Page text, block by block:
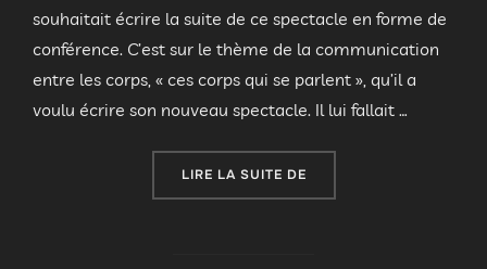
souhaitait écrire la suite de ce spectacle en forme de
conférence. C’est sur le thème de la communication
entre les corps, « ces corps qui se parlent », qu’il a
voulu écrire son nouveau spectacle. Il lui fallait …
LIRE LA SUITE DE« CONFÉRENCE